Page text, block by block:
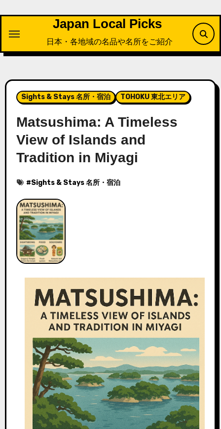
プ
Japan Local Picks
日本・各地域の名品や名所をご紹介
Sights & Stays 名所・宿泊 TOHOKU 東北エリア
Matsushima: A Timeless
View of Islands and
Tradition in Miyagi
#Sights & Stays 名所・宿泊